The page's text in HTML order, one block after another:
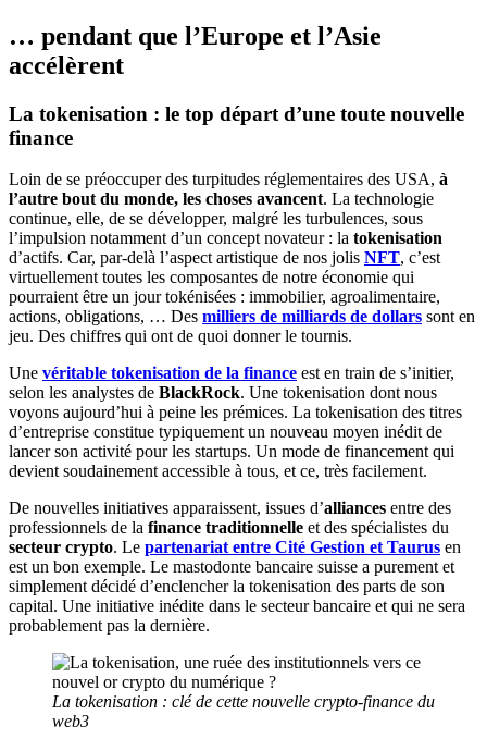
… pendant que l’Europe et l’Asie
accélèrent
La tokenisation : le top départ d’une toute nouvelle
finance
Loin de se préoccuper des turpitudes réglementaires des USA, à
l’autre bout du monde, les choses avancent. La technologie
continue, elle, de se développer, malgré les turbulences, sous
l’impulsion notamment d’un concept novateur : la tokenisation
d’actifs. Car, par-delà l’aspect artistique de nos jolis NFT, c’est
virtuellement toutes les composantes de notre économie qui
pourraient être un jour tokénisées : immobilier, agroalimentaire,
actions, obligations, … Des milliers de milliards de dollars sont en
jeu. Des chiffres qui ont de quoi donner le tournis.
Une véritable tokenisation de la finance est en train de s’initier,
selon les analystes de BlackRock. Une tokenisation dont nous
voyons aujourd’hui à peine les prémices. La tokenisation des titres
d’entreprise constitue typiquement un nouveau moyen inédit de
lancer son activité pour les startups. Un mode de financement qui
devient soudainement accessible à tous, et ce, très facilement.
De nouvelles initiatives apparaissent, issues d’alliances entre des
professionnels de la finance traditionnelle et des spécialistes du
secteur crypto. Le partenariat entre Cité Gestion et Taurus en
est un bon exemple. Le mastodonte bancaire suisse a purement et
simplement décidé d’enclencher la tokenisation des parts de son
capital. Une initiative inédite dans le secteur bancaire et qui ne sera
probablement pas la dernière.
La tokenisation : clé de cette nouvelle crypto-finance du
web3